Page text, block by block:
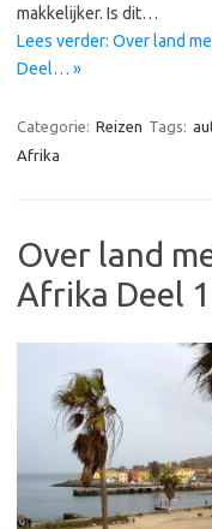
makkelijker. Is dit…
Lees verder: Over land
Deel… »
Categorie: Reizen Tags:
Afrika
Over land
Afrika Deel 1